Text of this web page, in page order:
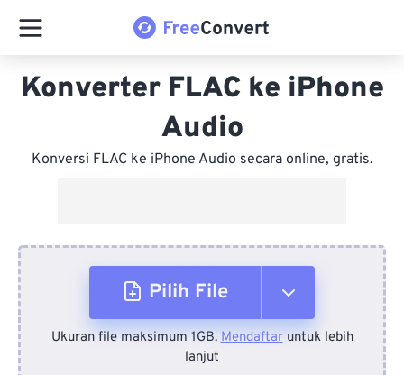
Konverter FLAC ke iPhone
Audio
Konversi FLAC ke iPhone Audio secara online, gratis.
Pilih File
Dari Perangkat
Ukuran file maksimum 1GB.Mendaftaruntuk lebih
lanjut